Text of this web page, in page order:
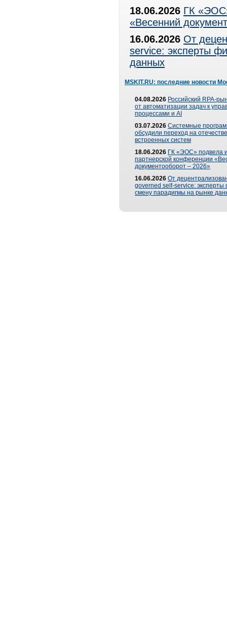
18.06.2026 ГК
«Весенний
16.06.2026 От
service: эксперты
данных
MSKIT.RU: последние новости
04.08.2026 Российский RPA-
от автоматизации задач к
процессами и AI
03.07.2026 Системные
обсудили переход на
встроенных систем
18.06.2026 ГК «ЭОС» подвела
партнерской конференции
документооборот – 2026»
16.06.2026 От
governed self-service: эксперты
смену парадигмы на рынке